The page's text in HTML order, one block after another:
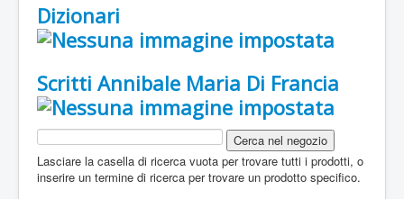
Dizionari
Scritti Annibale Maria Di Francia
Lasciare la casella di ricerca vuota per trovare tutti i prodotti, o
inserire un termine di ricerca per trovare un prodotto specifico.